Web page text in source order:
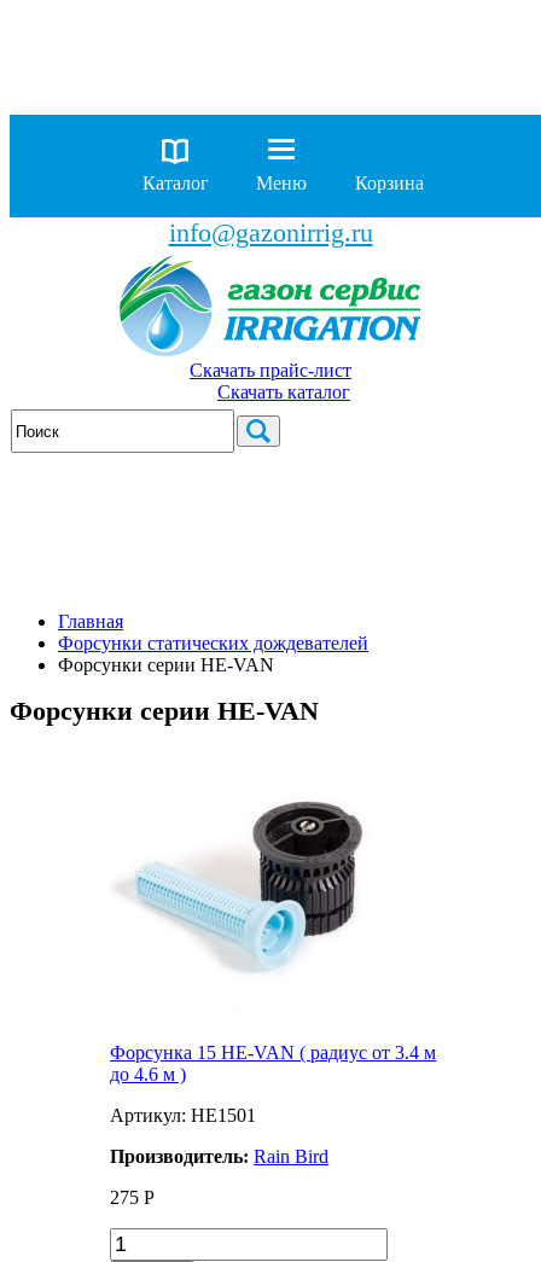
8 (929)
962-00-63
8 (929)
962-01-18
info@gazonirrig.ru
Скачать прайс-лист
Скачать каталог
Главная
Форсунки статических дождевателей
Форсунки серии HE-VAN
Форсунки серии HE-VAN
Форсунка 15 HE-VAN ( радиус от 3.4 м
до 4.6 м )
Артикул: HE1501
Производитель:Rain Bird
275 Р
Каталог Меню Корзина